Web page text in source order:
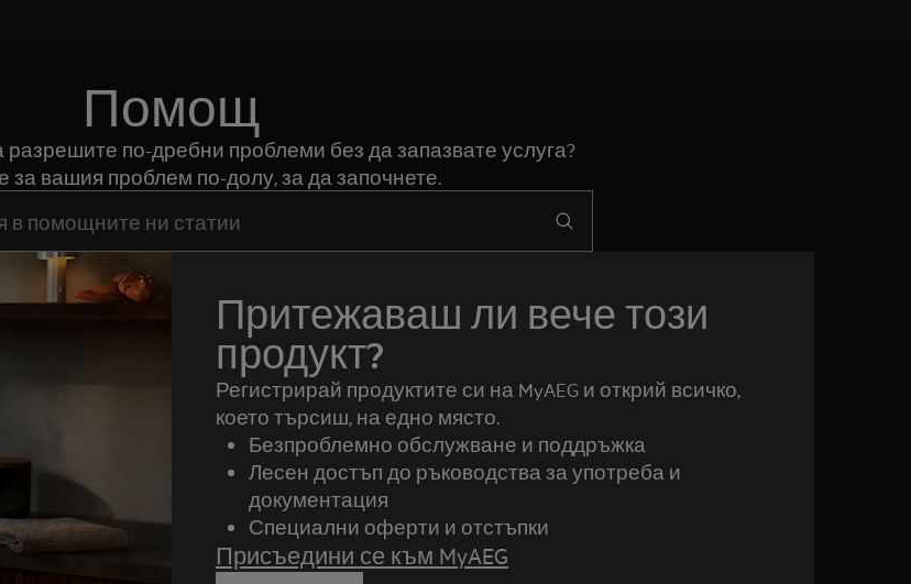
Помощ
по-дребни проблеми без да запазвате услуга?
за вашия проблем по-долу, за да започнете.
Притежаваш ли вече този
продукт?
Регистрирай продуктите си на MyAEG и открий всичко,
което търсиш, на едно място.
Безпроблемно обслужване и поддръжка
Лесен достъп до ръководства за употреба и
документация
Специални оферти и отстъпки
Присъедини се към MyAEG